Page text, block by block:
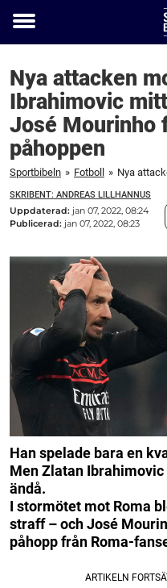
Toggle
Nya attacken
Ibrahimovic
José Mourinho
påhoppen
Sportbibeln » Fotboll »
SKRIBENT: ANDREAS LILLHANNUS
Uppdaterad: jan 07, 2022, 08:24
Publicerad: jan 07, 2022, 08:23
Han spelade bara en
Men Zlatan
ändå.
I stormötet mot Roma
straff – och José
påhopp från Roma-